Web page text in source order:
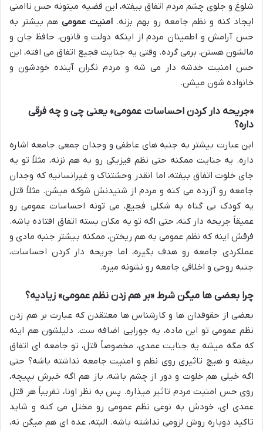
شلوغ و جلوی چشم مردم اتفاق بیفته، این قضیه میتونه حس ناامنی
ایجاد کنه و نظم جامعه رو بهم بزنه. امنیت عمومیهم بیشتر به
حس آرامش و اطمینان مردم از اینکه دولت و قانون، حافظ جان و
مالشون هستن، برمی گرده. وقتی یه جنایت فجیع اتفاق می افته، این
حس امنیت خدشه دار می شه و مردم نگران آینده خودشون و
خانواده شون میشن.
«جریحه دار کردن احساسات عمومی» یعنی چی و چه فرقی
داره؟
این عبارت بیشتر به جنبه های عاطفی و وجدان جمعی جامعه اشاره
داره. یه جنایت ممکنه حتی نظم فیزیکی رو به هم نزنه، مثلاً تو یه
جای خلوت اتفاق بیفته، اما انقدر وحشتناک و غیرانسانیه که وجدان
جامعه رو آزرده می کنه و مردم از شنیدنش شوکه میشن. مثلاً قتل
یه کودک بی گناه به شکلی فجیع، می تونه احساسات عمومی رو
عمیقاً جریحه دار کنه، حتی اگه تو یه مکان بسته اتفاق افتاده باشه.
فرقش اینه که نظم عمومی به هم ریختن، ممکنه بیشتر جنبه مادی و
عملکردی جامعه رو هدف بگیره، اما جریحه دار کردن احساسات،
جنبه روحی و اخلاقی جامعه رو نشونه میره.
چرا بعضی ها میگن شرط «بر هم زدن نظم عمومی» زیادیه؟
بعضی از حقوقدان ها و کارشناس ها معتقدن که عبارت بر هم زدن
نظم عمومی تو این ماده، یه جورایی اضافه ست. دلیلشون هم اینه
که مگه میشه یه جنایت عمدی، مخصوصاً قتل، تو جامعه ای اتفاق
بیفته و هیچ تاثیری روی نظم و امنیت جامعه نداشته باشه؟ حتی
اگه خیلی هم خلوت و دور از چشم باشه، باز هم اگه خبرش بپیچه،
روی حس امنیت مردم تاثیر میذاره. پس به نظر اونا، تقریباً هر قتل
عمدی ای، خودش به نوعی نظم عمومی رو مختل می کنه و شاید
تاکید دوباره روش لزومی نداشته باشه. البته، عده ای هم میگن نه،